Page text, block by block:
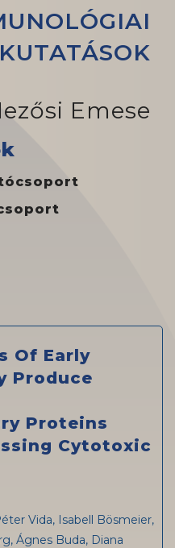
KUTATÁSOK
Emese
Of Early
Produce
Proteins
Cytotoxic
Vida, Isabell Bösmeier,
Ágnes Buda, Diana